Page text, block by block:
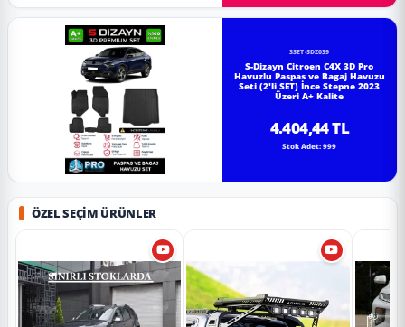
3SET-SDZ039
S-Dizayn Citroen C4X 3D Pro
Havuzlu Paspas ve Bagaj Havuzu
Seti (2'li SET) İnce Stepne 2023
Üzeri A+ Kalite
4.404,44 TL
Stok Adet: 999
ÖZEL SEÇIM ÜRÜNLER